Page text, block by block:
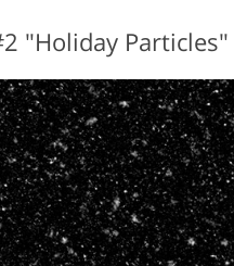
"Holiday Particles"